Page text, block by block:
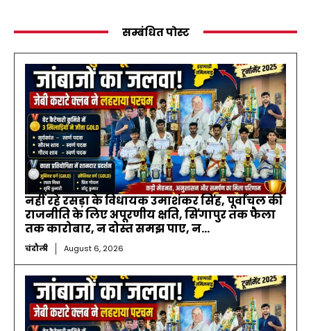
सम्बंधित पोस्ट
नहीं रहे रसड़ा के विधायक उमाशंकर सिंह, पूर्वांचल की
राजनीति के लिए अपूरणीय क्षति, सिंगापुर तक फैला
तक कारोबार, न दोस्त समझ पाए, न...
चंदौली August 6, 2026